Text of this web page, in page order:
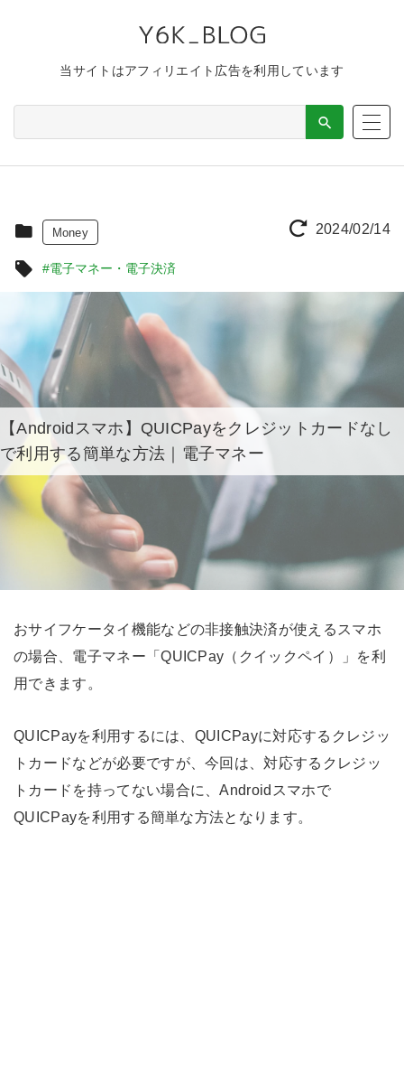
当サイトはアフィリエイト広告を利用しています
2024/02/14
Money
#電子マネー・電子決済
【Androidスマホ】QUICPayをクレジットカードなし
で利用する簡単な方法｜電子マネー
おサイフケータイ機能などの非接触決済が使えるスマホ
の場合、電子マネー「QUICPay（クイックペイ）」を利
用できます。
QUICPayを利用するには、QUICPayに対応するクレジッ
トカードなどが必要ですが、今回は、対応するクレジッ
トカードを持ってない場合に、Androidスマホで
QUICPayを利用する簡単な方法となります。